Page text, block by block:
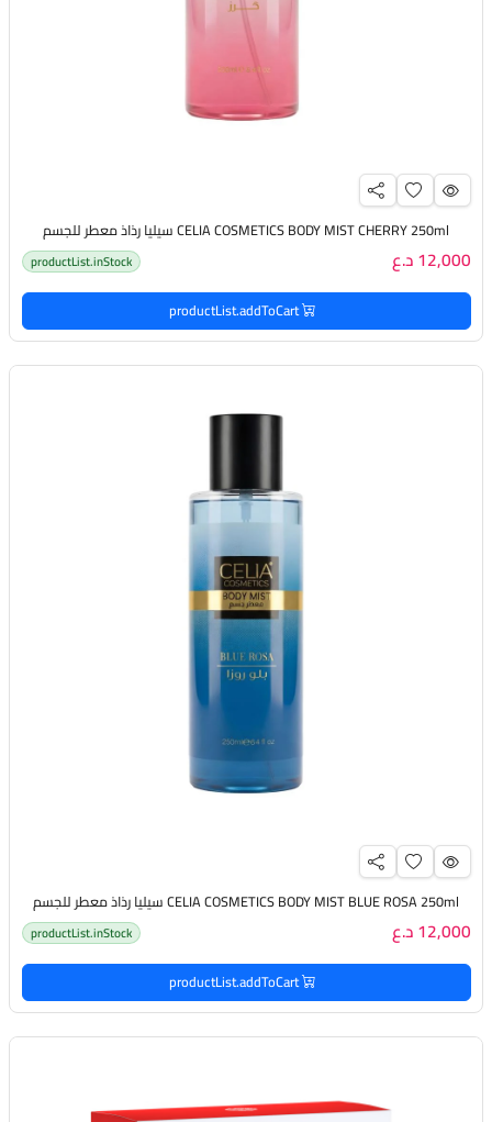
CELIA COSMETICS BODY MIST CHERRY 250ml سيليا رذاذ معطر للجسم
12,000 د.ع productList.inStock
productList.addToCart
CELIA COSMETICS BODY MIST BLUE ROSA 250ml سيليا رذاذ معطر للجسم
12,000 د.ع productList.inStock
productList.addToCart